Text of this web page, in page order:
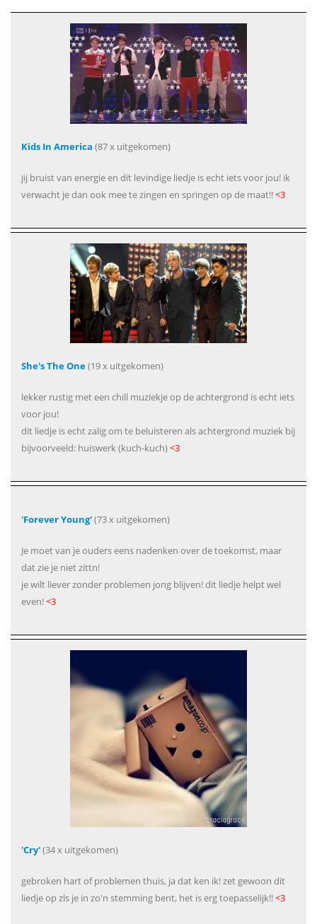
Kids In America (87 x uitgekomen)
jij bruist van energie en dit levindige liedje is echt iets voor jou! ik
verwacht je dan ook mee te zingen en springen op de maat!!<3
She's The One(19 x uitgekomen)
lekker rustig met een chill muziekje op de achtergrond is echt iets
voor jou!
dit liedje is echt zalig om te beluisteren als achtergrond muziek bij
bijvoorveeld: huiswerk (kuch-kuch)<3
'Forever Young'(73 x uitgekomen)
Je moet van je ouders eens nadenken over de toekomst, maar
dat zie je niet zittn!
je wilt liever zonder problemen jong blijven! dit liedje helpt wel
even!<3
'Cry'(34 x uitgekomen)
gebroken hart of problemen thuis, ja dat ken ik! zet gewoon dit
liedje op zls je in zo'n stemming bent, het is erg toepasselijk!!<3